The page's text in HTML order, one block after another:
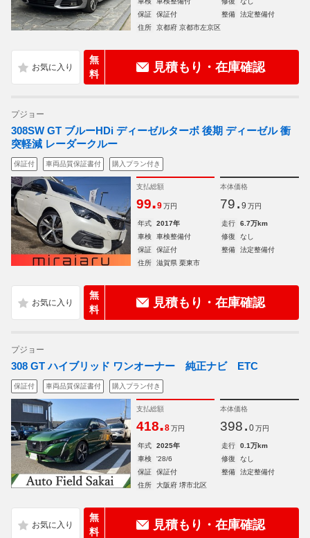
保証
保証付 整備
法定整備付
住所
京都府 京都市左京区
無
料
見積もり・在庫確認
プジョー
308SW GT ブルーHDi ディーゼルターボ 後期 ディーゼル 衝
突軽減 レーダークルー
保証付 車両品質保証書付 購入プラン付き
支払総額
99.9 万円
本体価格
79. 9 万円
年式 2017年 走行
6.7万km
車検
車検整備付 修復
なし
保証
保証付 整備
法定整備付
住所
滋賀県 栗東市
無
料
見積もり・在庫確認
プジョー
308 GT ハイブリッド ワンオーナー 純正ナビ ETC
保証付 車両品質保証書付 購入プラン付き
支払総額
418.8 万円
本体価格
398. 0 万円
年式 2025年 走行
0.1万km
車検
'28/6 修復
なし
保証
保証付 整備
法定整備付
住所
大阪府 堺市北区
無
料
見積もり・在庫確認